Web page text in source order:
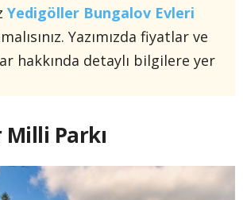
Yedigöller Bungalov Evleri
Yazımızda fiyatlar ve
hakkında detaylı bilgilere yer
Parkı